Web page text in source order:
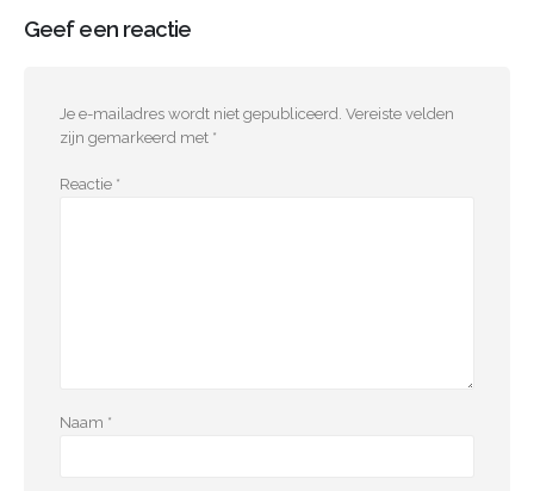
Geef een reactie
Je e-mailadres wordt niet gepubliceerd. Vereiste velden
zijn gemarkeerd met *
Reactie *
Naam *